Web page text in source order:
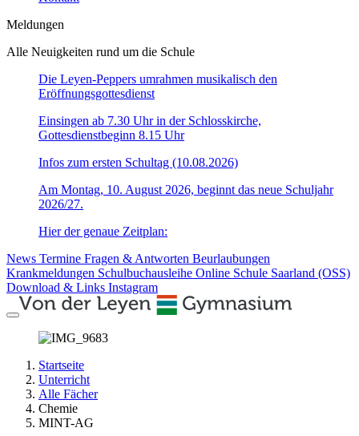
Meldungen
Alle Neuigkeiten rund um die Schule
Die Leyen-Peppers umrahmen musikalisch den
Eröffnungsgottesdienst
Einsingen ab 7.30 Uhr in der Schlosskirche,
Gottesdienstbeginn 8.15 Uhr
Infos zum ersten Schultag (10.08.2026)
Am Montag, 10. August 2026, beginnt das neue Schuljahr
2026/27.
Hier der genaue Zeitplan:
News Termine Fragen & Antworten Beurlaubungen
Krankmeldungen Schulbuchausleihe Online Schule Saarland (OSS)
Download & Links Instagram
Startseite
Unterricht
Alle Fächer
Chemie
MINT-AG